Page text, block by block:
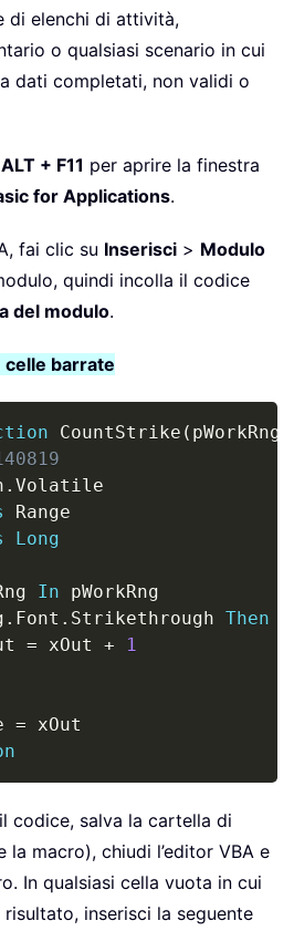
di elenchi di attività,
o qualsiasi scenario in cui
dati completati, non validi o
ALT + F11 per aprire la finestra
for Applications.
fai clic su Inserisci > Modulo
quindi incolla il codice
del modulo.
celle barrate
CountStrike ( pWorkRng
.
Long
In pWorkRng
. Font . Strikethrough Then
= xOut +
1
=
Copy
codice, salva la cartella di
la macro), chiudi l’editor VBA e
In qualsiasi cella vuota in cui
inserisci la seguente